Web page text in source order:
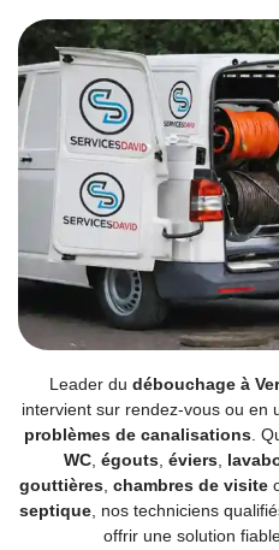
Leader du débouchage à
intervient sur rendez-vous ou en
problèmes de canalisations.
WC, égouts, éviers,
gouttières, chambres de visite
septique, nos techniciens
offrir une solution